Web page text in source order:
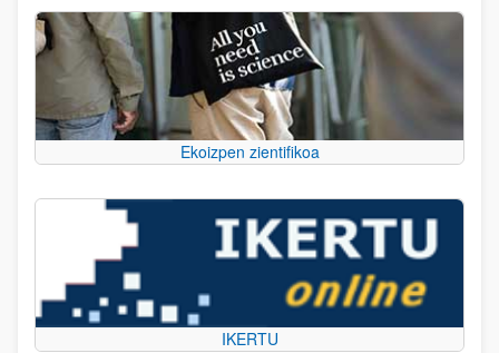
Ekoizpen zientifikoa
IKERTU